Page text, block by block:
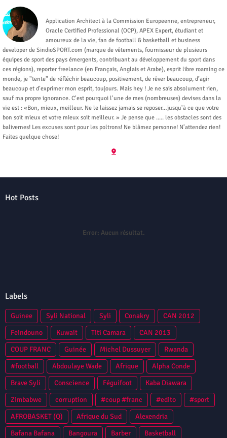
Application Architect à la Commission Europeenne, entrepreneur,
Oracle Certified Professional (OCP), APEX Expert, étudiant et
amoureux de la vie, fan de football & basketball et business
developer de SindioSPORT.com (marque de vêtements, fournisseur de plusieurs
équipes de sport des pays émergents, contribuant au développement du sport dans
ces régions), reporter freelance (en Français, Anglais et Arabe), esprit libre roaming ce
monde, je "tente" de réfléchir beaucoup, positivement, de rêver beaucoup, d’agir
beaucoup et d’exprimer mon esprit, toujours. Mais hey ! Je ne sais absolument rien,
sauf ma propre ignorance. C'est pourquoi l'une de mes (nombreuses) devises dans la
vie est : «Bon, mieux, meilleur. Ne le laissez jamais se reposer…jusqu'à ce que votre
bon soit mieux et votre mieux soit meilleur. » Je pense que ..... les obstacles sont des
balivernes! Les excuses sont pour les poltrons! Ne blâmez personne! N’attendez rien!
Faites quelque chose!
Hot Posts
Error: Aucun résultat.
Labels
Guinee Syli National Syli Conakry
CAN 2012
Feindouno
Kuwait Titi Camara
CAN 2013
COUP FRANC
Guinée Michel Dussuyer
Rwanda
#football
Abdoulaye Wade Afrique
Alpha Conde
Brave Syli
Conscience Féguifoot
Kaba Diawara
Zimbabwe
corruption #coup #franc #edito
#sport
AFROBASKET (Q)
Afrique du Sud
Alexendria
Bafana Bafana
Bangoura Barber
Basketball